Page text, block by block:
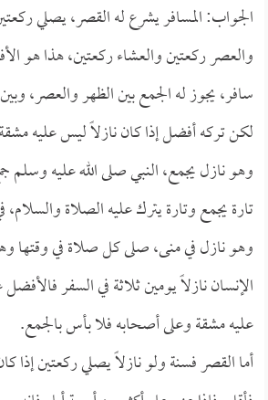
الجواب: المسافر يشرع له القصر، يصلي
والعصر ركعتين والعشاء ركعتين، هذا هو
سافر، يجوز له الجمع بين الظهر والعصر،
لكن تركه أفضل إذا كان نازلاً ليس عليه
وهو نازل يجمع، النبي صلى الله عليه وسلم
تارة يجمع وتارة يترك عليه الصلاة
وهو نازل في منى، صلى كل صلاة في وقتها
الإنسان نازلاً يومين ثلاثة في السفر
عليه مشقة وعلى أصحابه فلا بأس بالجمع.
أما القصر فسنة ولو نازلاً يصلي ركعتين إذا